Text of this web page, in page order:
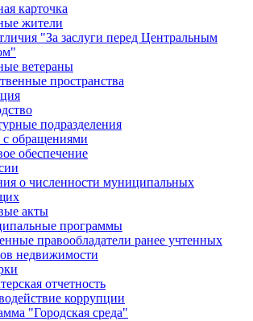
карточка
жители
"За заслуги перед Центральным
ветераны
пространства
подразделения
с обращениями
обеспечение
о численности муниципальных
акты
программы
правообладатели ранее учтенных
недвижимости
отчетность
коррупции
"Городская среда"